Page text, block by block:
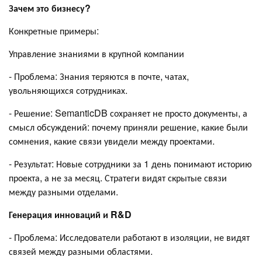
Зачем это бизнесу?
Конкретные примеры:
Управление знаниями в крупной компании
- Проблема: Знания теряются в почте, чатах,
увольняющихся сотрудниках.
- Решение: SemanticDB сохраняет не просто документы, а
смысл обсуждений: почему приняли решение, какие были
сомнения, какие связи увидели между проектами.
- Результат: Новые сотрудники за 1 день понимают историю
проекта, а не за месяц. Стратеги видят скрытые связи
между разными отделами.
Генерация инноваций и R&D
- Проблема: Исследователи работают в изоляции, не видят
связей между разными областями.